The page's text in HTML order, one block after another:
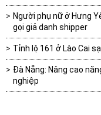
Người phụ nữ ở Hưng
gọi giả danh shipper
Tỉnh lộ 161 ở Lào Cai
Đà Nẵng: Nâng cao
nghiệp